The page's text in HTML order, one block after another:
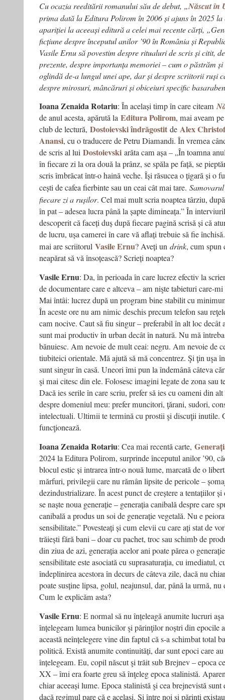
Cu ocazia reeditării romanului său de debut, „Născut în
prima dată la Editura Polirom în 2006 și ajuns în 2025 la
apariției la aceeași editură a celei mai recente cărți,
ficțiune despre începutul anilor ’90 în România și
Vasile Ernu să povestim despre ritualuri de scris și citit,
prezente, despre importanța memoriei – cum o păstrăm
oglindă de-a lungul unei ape, dar și despre scriitorii ruși
despre mirosuri, mâncăruri și obiceiuri specific
Ioana Zenaida Rotariu: În același timp în care citeam
de anul acesta, apărută la Editura Polirom, mai aveam
club de lectură, Dostoievski îndrăgostitde Alex
Anansi, cu o traducere de Petru Diamandi. În vremea
de scris al lui Dostoievski arăta cam așa – „În toamna
în fiecare zi la ora două la prânz, se spăla pe față, se
scris îmbrăcat într-o haină veche. Își răsucea o țigară și o
cești de cafea fierbinte sau un ceai cât mai tare.
fiecare zi a rușilor. Cel mai mult scria noaptea târziu,
în pat – adesea lucra până la șapte dimineața.” În
descoperit că faceți duș după fiecare pagină scrisă și că
de lucru, ușa camerei în care vă aflați trebuie să fie
mai are scriitorul Vasile Ernu? Aveți un drink, cum spun
neapărat să vă însoțească? Scrieți noaptea?
Vasile Ernu: Da, în perioada în care lucrez efectiv la
de documentare care e altceva – am nişte tabieturi care-
Mai întâi: lucrez după un program bine stabilit cu
În aceste ore nu am nimic deschis precum telefon sau
cam nocive. Caut să fiu singur – preferabil în alt loc decât
sunt mai productiv în urban decât în natură. Nu mă
bănuiesc. Am nevoie de mult ceai: negru. Am nevoie de
tiubiteici orientale. Mă ajută să mă concentrez. Şi ţin uşa
sunt singur în casă. Uneori îmi pun la îndemână câteva
şi mai citesc din ele. Folosesc imagini legate de zona sau
Dacă ies serile în care scriu, prefer să ies cu oameni din
despre domeniul meu: prefer muncitori, ţărani, sudori,
intelectuali. Ultimii te termină cu prostii şi discuţii inutile.
funcţionează.
Ioana Zenaida Rotariu: Cea mai recentă carte,
2024 la Editura Polirom, surprinde începutul anilor ’90,
blocul estic și intrarea într-o nouă lume, marcată de o
mărfuri, privilegii care nu rămân lipsite de pericole –
dezindustrializare. În acest punct de creștere a tentațiilor
se naște noua generație – generația canibală despre care
canibală a produs un soi de generație vegetală. Nu e
sensibilitate.” Povesteați și cum elevii cu care ați stat de
trăiești fără bani – doar cu pachet, troc sau schimb de
din ziua de azi, generația acelor ani poate părea o
sensibilitate este asociată cu suprasaturația, cu imediatul,
îndeplinirea acestora în decurs de câteva zile, dacă nu
poate susține lipsa, golul, neajunsul, dar, până la urmă, nu
Cum le explicăm asta?
Vasile Ernu: E normal să nu înțeleagă anumite lucruri
înțelegeam lumea bunicilor şi părinţilor noștri din epocile
această neînțelegere vine din faptul că s-a schimbat total
politică. Există anumite continuități, dar sunt epoci care
înțelegeam. Eu, copil născut şi trăit sub Brejnev – epoca
XX – îmi era foarte greu să înţeleg epoca stalinistă.
chiar aceeași lume. Epoca stalinistă şi cea brejnevistă
dacă regimul pare că e acelaşi. Şi între noi şi părinţi